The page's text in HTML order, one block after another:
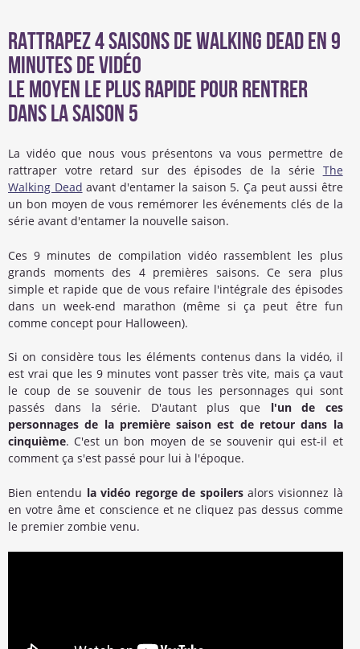
Rattrapez 4 saisons de Walking Dead en 9
minutes de vidéo
Le moyen le plus rapide pour rentrer
dans la saison 5
La vidéo que nous vous présentons va vous permettre de
rattraper votre retard sur des épisodes de la série The
Walking Dead avant d'entamer la saison 5. Ça peut aussi être
un bon moyen de vous remémorer les événements clés de la
série avant d'entamer la nouvelle saison.
Ces 9 minutes de compilation vidéo rassemblent les plus
grands moments des 4 premières saisons. Ce sera plus
simple et rapide que de vous refaire l'intégrale des épisodes
dans un week-end marathon (même si ça peut être fun
comme concept pour Halloween).
Si on considère tous les éléments contenus dans la vidéo, il
est vrai que les 9 minutes vont passer très vite, mais ça vaut
le coup de se souvenir de tous les personnages qui sont
passés dans la série. D'autant plus que l'un de ces
personnages de la première saison est de retour dans la
cinquième. C'est un bon moyen de se souvenir qui est-il et
comment ça s'est passé pour lui à l'époque.
Bien entendu la vidéo regorge de spoilersalors visionnez là
en votre âme et conscience et ne cliquez pas dessus comme
le premier zombie venu.